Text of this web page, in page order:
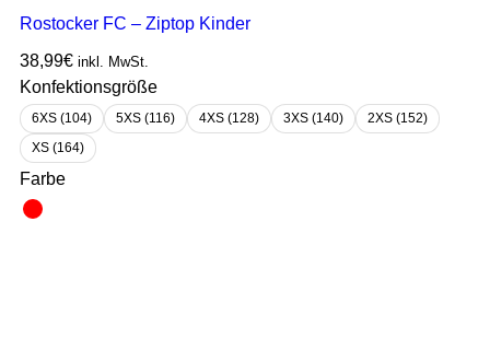
Rostocker FC – Ziptop Kinder
38,99€ inkl. MwSt.
Konfektionsgröße
6XS (104) 5XS (116) 4XS (128) 3XS (140)
2XS (152)
XS (164)
Farbe